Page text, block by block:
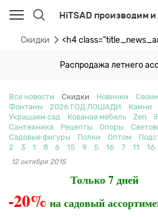
HiTSAD производим
Скидки <h4
Распродажа летнего
Все новости Скидки Новинки
Фонтаны
2026 ГОД ЛОШАДИ Камни
Украшаем сад
Кованая мебель Zen
Сантехника
Рецепты Опоры
Садовые фигуры
Полки Оптом
2
3 1 8 6 15 9 5 16 7 11 16.
12 октября 2015
Только 7 дней
-20% на садовый